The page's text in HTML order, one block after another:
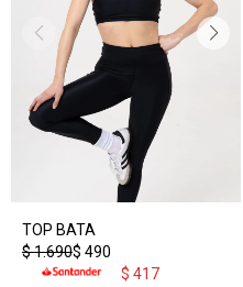
TOP BATA
$ 490
$1.690
$ 417